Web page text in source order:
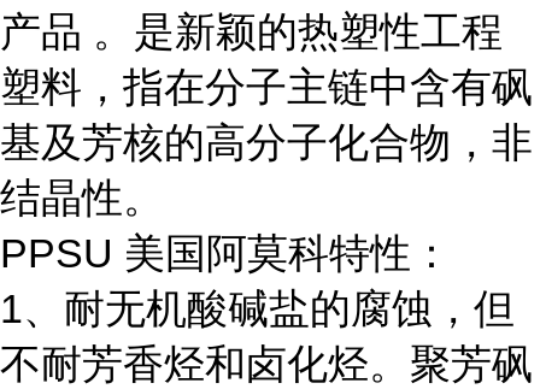
产品 。是新颖的热塑性工程
塑料，指在分子主链中含有砜
基及芳核的高分子化合物，非
结晶性。
PPSU 美国阿莫科特性：
1、耐无机酸碱盐的腐蚀，但
不耐芳香烃和卤化烃。聚芳砜